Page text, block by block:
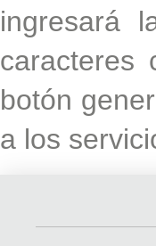
ingresará
caracteres
botón
a los